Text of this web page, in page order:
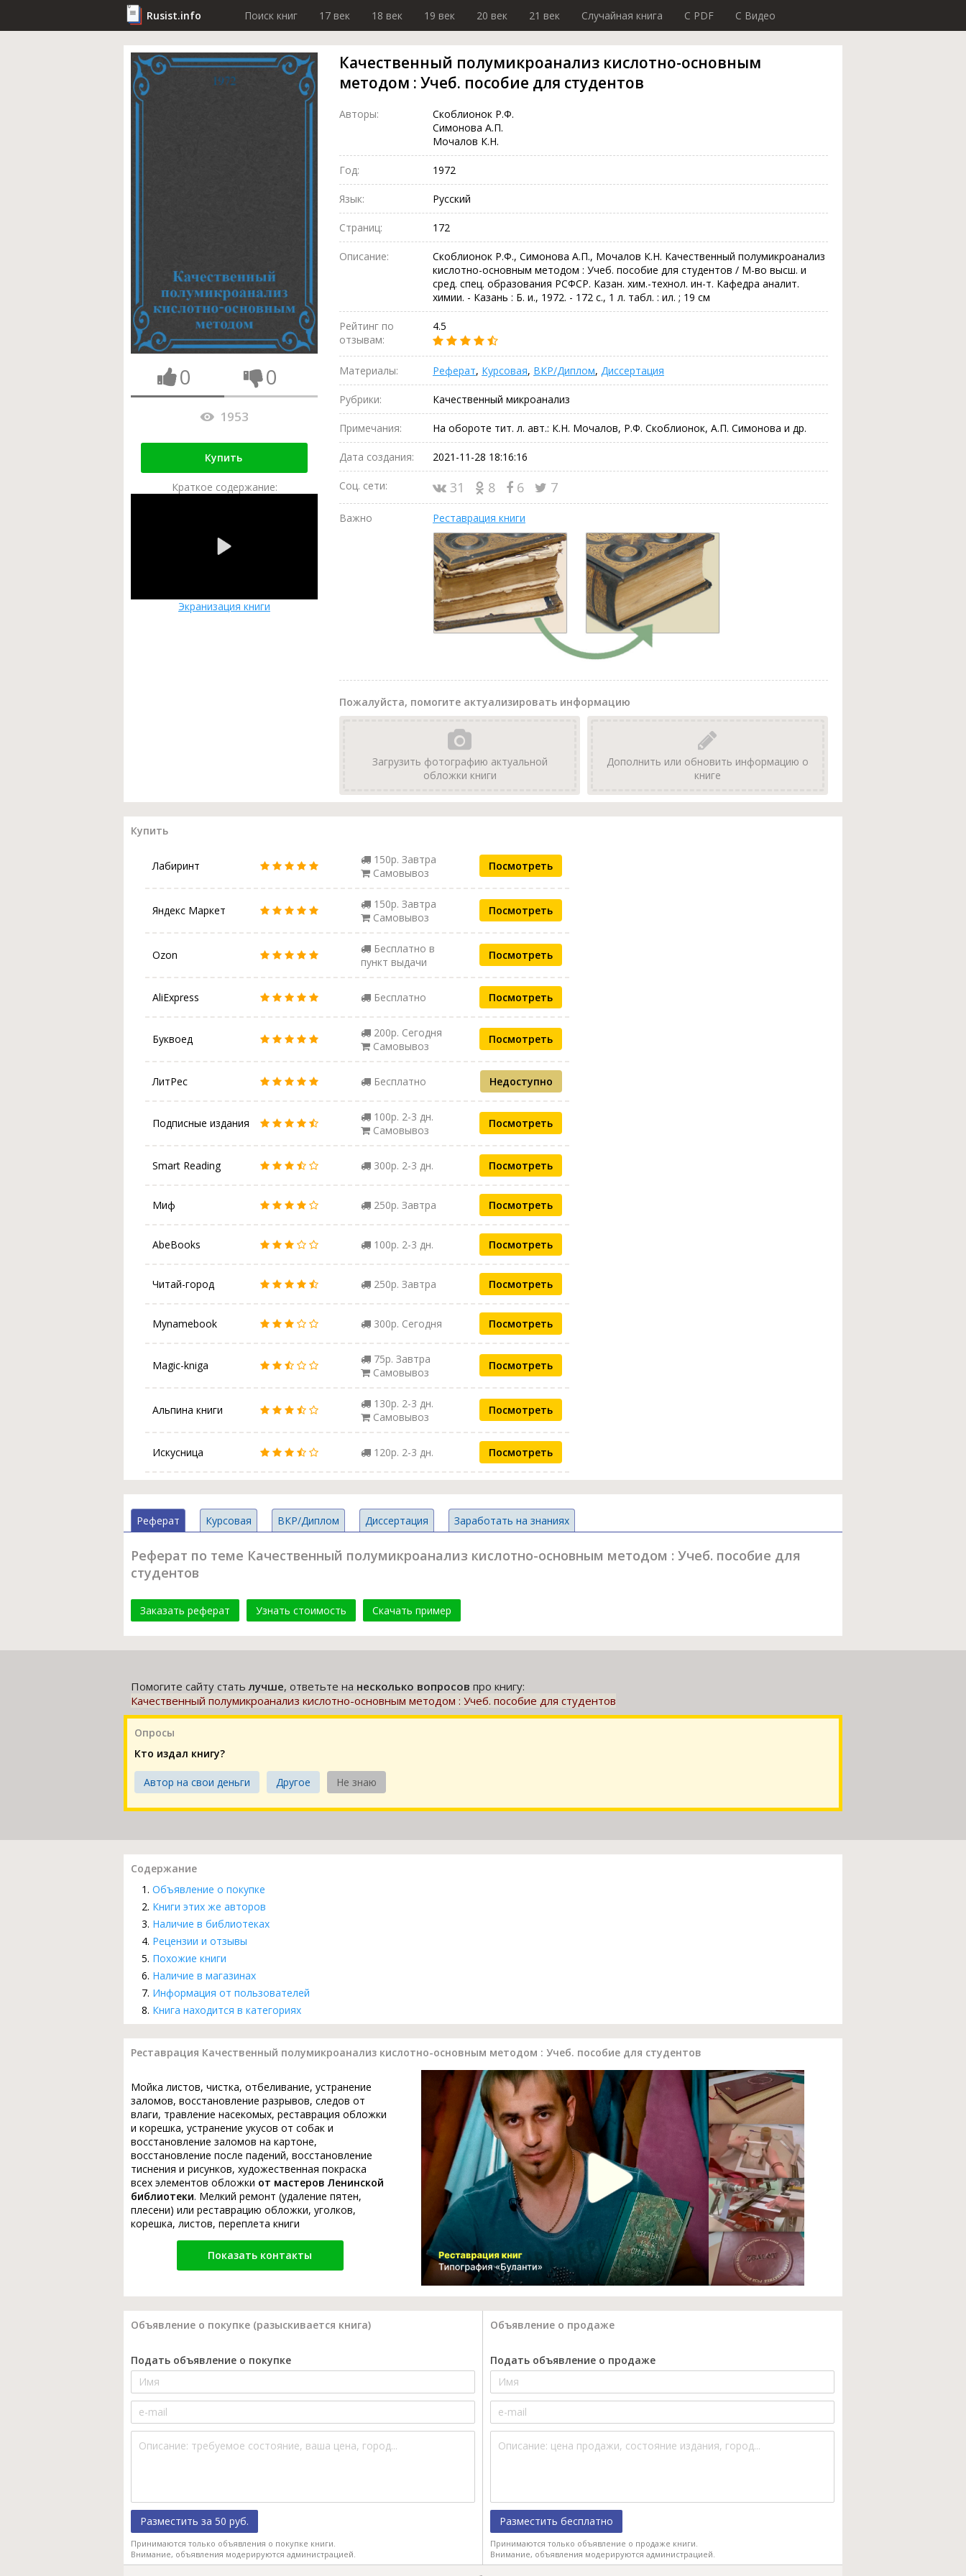
Rusist.info Поиск книг 17 век 18 век 19 век 20 век 21 век Случайная книга C PDF C Видео
0 0
1953
Купить
Краткое содержание:
Экранизация книги
Качественный полумикроанализ кислотно-основным
методом : Учеб. пособие для студентов
Авторы:
Скоблионок Р.Ф.
Симонова А.П.
Мочалов К.Н.
Год: 1972
Язык: Русский
Страниц: 172
Описание:
Скоблионок Р.Ф., Симонова А.П., Мочалов К.Н. Качественный полумикроанализ
кислотно-основным методом : Учеб. пособие для студентов / М-во высш. и
сред. спец. образования РСФСР. Казан. хим.-технол. ин-т. Кафедра аналит.
химии. - Казань : Б. и., 1972. - 172 с., 1 л. табл. : ил. ; 19 см
Рейтинг по
отзывам:
4.5
Материалы: Реферат, Курсовая, ВКР/Диплом, Диссертация
Рубрики: Качественный микроанализ
Примечания: На обороте тит. л. авт.: К.Н. Мочалов, Р.Ф. Скоблионок, А.П. Симонова и др.
Дата создания: 2021-11-28 18:16:16
Соц. сети: 31 8 6 7
Важно Реставрация книги
Пожалуйста, помогите актуализировать информацию
Загрузить фотографию актуальной
обложки книги
Дополнить или обновить информацию о
книге
Купить
Лабиринт
150р. Завтра
Самовывоз
Посмотреть
Яндекс Маркет
150р. Завтра
Самовывоз
Посмотреть
Ozon
Бесплатно в
пункт выдачи
Посмотреть
AliExpress Бесплатно Посмотреть
Буквоед
200р. Сегодня
Самовывоз
Посмотреть
ЛитРес Бесплатно Недоступно
Подписные издания
100р. 2-3 дн.
Самовывоз
Посмотреть
Smart Reading 300р. 2-3 дн. Посмотреть
Миф 250р. Завтра Посмотреть
AbeBooks 100р. 2-3 дн. Посмотреть
Читай-город 250р. Завтра Посмотреть
Mynamebook 300р. Сегодня Посмотреть
Magic-kniga
75р. Завтра
Самовывоз
Посмотреть
Альпина книги
130р. 2-3 дн.
Самовывоз
Посмотреть
Искусница 120р. 2-3 дн. Посмотреть
Реферат Курсовая ВКР/Диплом Диссертация Заработать на знаниях
Реферат по теме Качественный полумикроанализ кислотно-основным методом : Учеб. пособие для
студентов
Заказать реферат Узнать стоимость Скачать пример
Помогите сайту статьлучше, ответьте на несколько вопросов про книгу:
Качественный полумикроанализ кислотно-основным методом : Учеб. пособие для студентов
Опросы
Кто издал книгу?
Автор на свои деньги Другое Не знаю
Содержание
Объявление о покупке
Книги этих же авторов
Наличие в библиотеках
Рецензии и отзывы
Похожие книги
Наличие в магазинах
Информация от пользователей
Книга находится в категориях
Реставрация Качественный полумикроанализ кислотно-основным методом : Учеб. пособие для студентов
Мойка листов, чистка, отбеливание, устранение
заломов, восстановление разрывов, следов от
влаги, травление насекомых, реставрация обложки
и корешка, устранение укусов от собак и
восстановление заломов на картоне,
восстановление после падений, восстановление
тиснения и рисунков, художественная покраска
всех элементов обложки от мастеров Ленинской
библиотеки. Мелкий ремонт (удаление пятен,
плесени) или реставрацию обложки, уголков,
корешка, листов, переплета книги
Показать контакты
Объявление о покупке (разыскивается книга) Объявление о продаже
Подать объявление о покупке
Разместить за 50 руб.
Принимаются только объявления о покупке книги.
Внимание, объявления модерируются администрацией.
Подать объявление о продаже
Разместить бесплатно
Принимаются только объявление о продаже книги.
Внимание, объявления модерируются администрацией.